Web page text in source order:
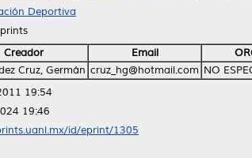
Deportiva
Creador Email
Cruz, Germán cruz_hg@hotmail.com NO
19:54
19:46
id/eprint/1305